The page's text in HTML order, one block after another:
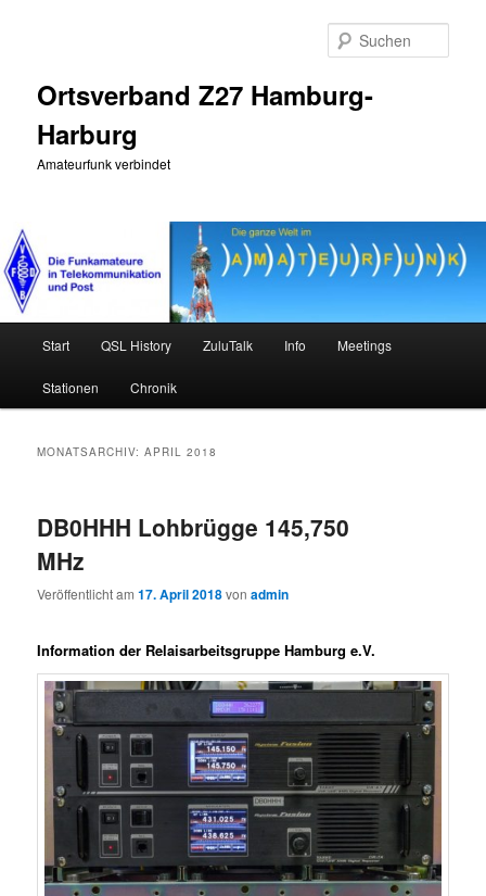
Ortsverband Z27 Hamburg-
Harburg
Amateurfunk verbindet
Start QSL History ZuluTalk Info Meetings
Stationen Chronik
MONATSARCHIV:APRIL 2018
DB0HHH Lohbrügge 145,750
MHz
Veröffentlicht am17. April 2018vonadmin
Information der Relaisarbeitsgruppe Hamburg e.V.